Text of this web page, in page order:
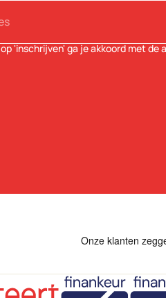
'inschrijven' ga je akkoord met de